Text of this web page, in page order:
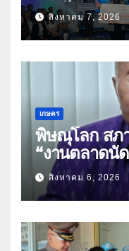
สมุนไพร ขับเ
พาณิชย์
สิงหาคม 7, 2026
เกษตร
พิษณุโลก สภ
“งานตลาดนั
“เกษตรรุ่งเรื
ประโยชน์เก
คู่ธุรกิจดันสิน
สิงหาคม 6, 2026